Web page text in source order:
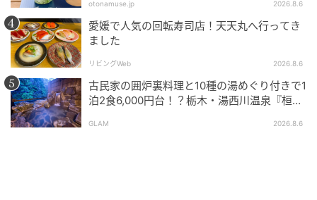
ストレートプレス
小豆は畑を見て、生産者の話を聞いて入した極上品
だ。
味わう直前に餡を詰める設計
otonamuse.jp 2026.8.6
愛媛で人気の回転寿司店！天天丸へ行ってき
ました
リビングWeb 2026.8.6
古民家の囲炉裏料理と10種の湯めぐり付きで1
泊2食6,000円台！？栃木・湯西川温泉『桓武
GLAM 2026.8.6